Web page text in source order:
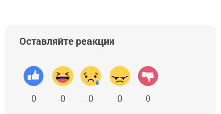
Оставляйте реакции
0 0 0 0 0